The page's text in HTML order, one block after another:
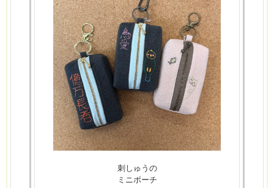
刺しゅうの
ミニポーチ